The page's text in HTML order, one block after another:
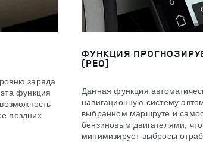
заряда
функция
поздних
ФУНКЦИЯ
(PEO)
Данная функция
навигационную систему
выбранном маршруте и
бензиновым двигателями,
минимизирует выбросы